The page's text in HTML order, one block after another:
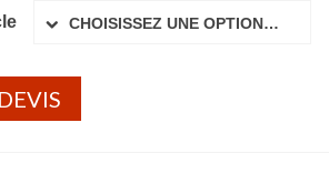
CHOISISSEZ UNE OPTION…